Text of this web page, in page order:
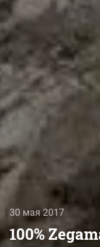
30 мая 2017
100%